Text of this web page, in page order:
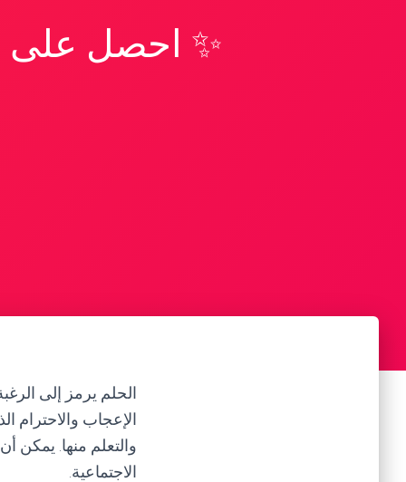
✨ احصل على
الحلم يرمز إلى
الإعجاب والاحترام
والتعلم منها. يمكن
الاجتماعية.